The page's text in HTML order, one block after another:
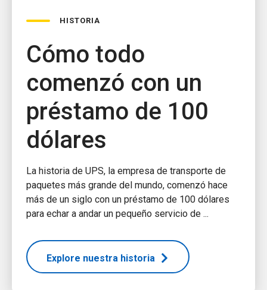
HISTORIA
Cómo todo
comenzó con un
préstamo de 100
dólares
La historia de UPS, la empresa de transporte de
paquetes más grande del mundo, comenzó hace
más de un siglo con un préstamo de 100 dólares
para echar a andar un pequeño servicio de ...
Explore nuestra historia